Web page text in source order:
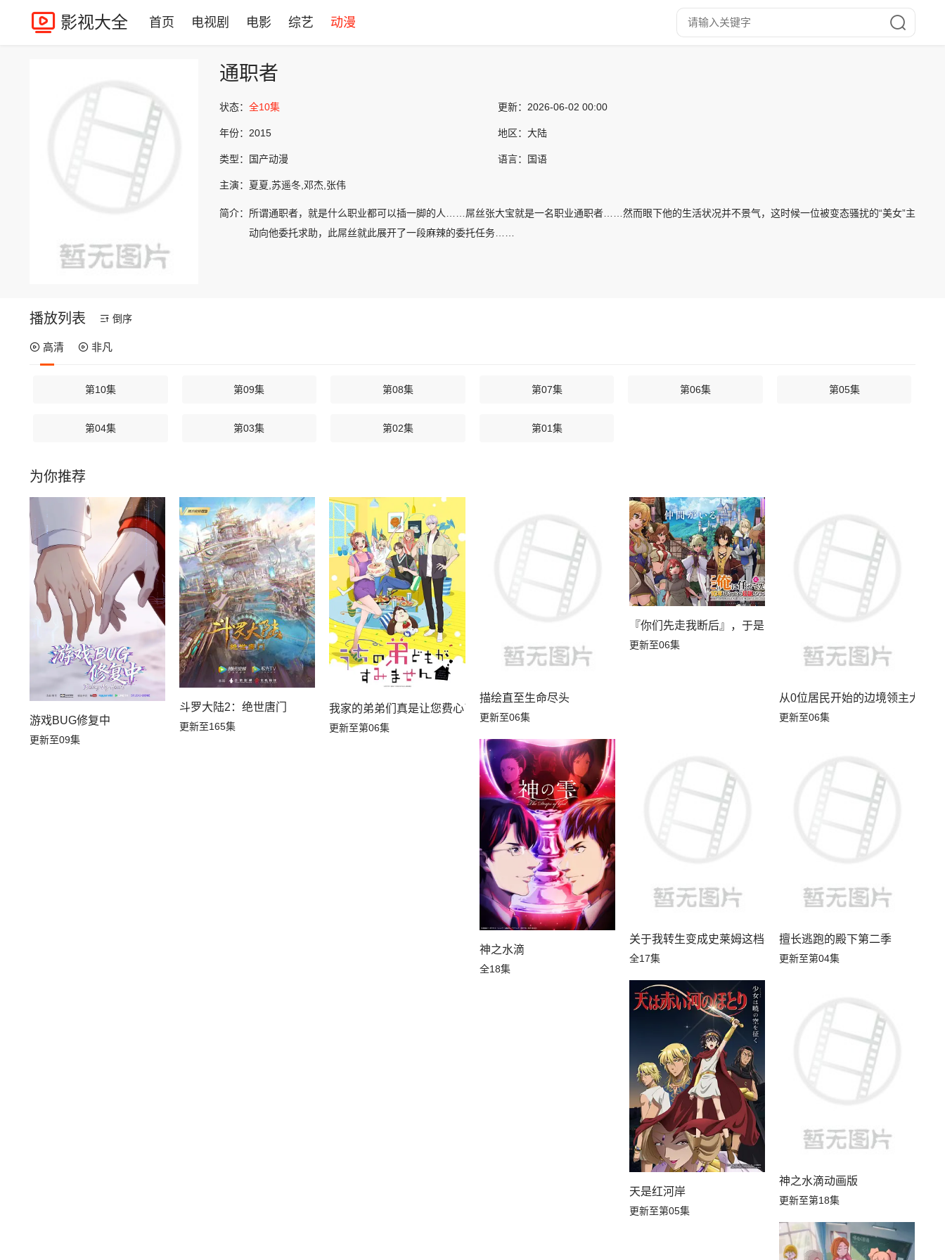
影视大全 首页 电视剧 电影 综艺 动漫
通职者
状态： 全10集 更新： 2026-06-02 00:00
年份： 2015 地区： 大陆
类型： 国产动漫 语言： 国语
主演： 夏夏,苏遥冬,邓杰,张伟
简介： 所谓通职者，就是什么职业都可以插一脚的人……屌丝张大宝就是一名职业通职者……然而眼下他的生活状况并不景气，这时候一位被变态骚扰的“美女”主
动向他委托求助，此屌丝就此展开了一段麻辣的委托任务……
播放列表 倒序
高清 非凡
第10集 第09集 第08集 第07集 第06集 第05集
第04集 第03集 第02集 第01集
为你推荐
游戏BUG修复中
更新至09集
斗罗大陆2：绝世唐门
更新至165集
我家的弟弟们真是让您费心了
更新至第06集
描绘直至生命尽头
更新至06集
『你们先走我断后』，于是10年后我成为了传说
更新至06集
从0位居民开始的边境领主大人
更新至06集
神之水滴
全18集
关于我转生变成史莱姆这档事第四季
全17集
擅长逃跑的殿下第二季
更新至第04集
天是红河岸
更新至第05集
神之水滴动画版
更新至第18集